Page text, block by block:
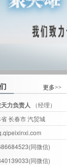
更多>>
力负责人 （经理）
长春市 汽贸城
同微信)
同微信)